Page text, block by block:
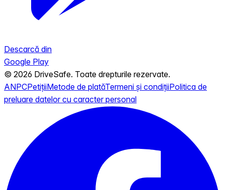
Descarcă din
Google Play
© 2026 DriveSafe. Toate drepturile rezervate.
ANPCPetițiiMetode de platăTermeni și condițiiPolitica de
preluare datelor cu caracter personal